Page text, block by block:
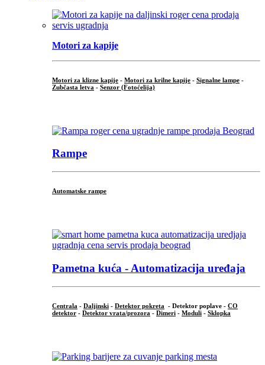
Motori za kapije
Motori za klizne kapije - Motori za krilne kapije - Signalne lampe -
Zubčasta letva - Senzor (Fotoćelija)
Rampe
Automatske rampe
Pametna kuća - Automatizacija uređaja
Centrala - Daljinski - Detektor pokreta - Detektor poplave - CO
detektor - Detektor vrata/prozora - Dimeri - Moduli - Sklopka